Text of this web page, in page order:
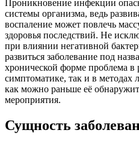
Проникновение инфекции
системы организма, ведь
воспаление может повлечь
здоровья последствий. Не
при влиянии негативной
развиться заболевание под
хронической форме проблема в
симптоматике, так и в методах
как можно раньше её
мероприятия.
Сущность